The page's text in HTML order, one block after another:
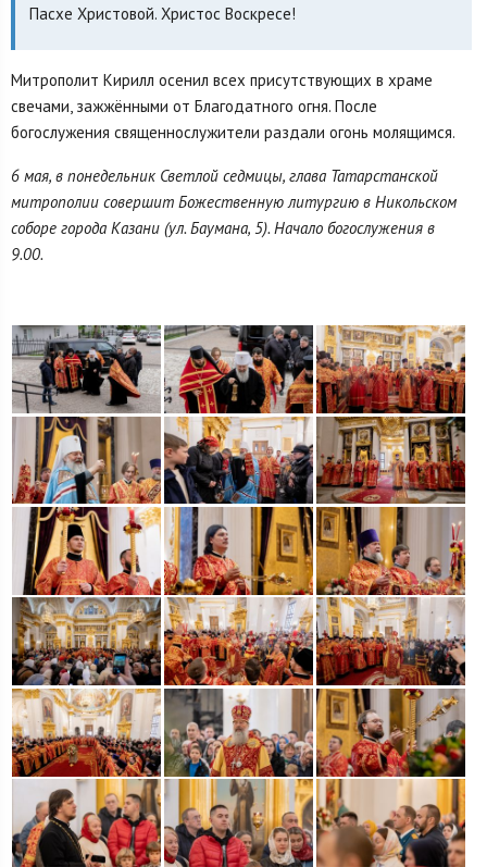
Пасхе Христовой. Христос Воскресе!
Митрополит Кирилл осенил всех присутствующих в храме
свечами, зажжёнными от Благодатного огня. После
богослужения священнослужители раздали огонь молящимся.
6 мая, в понедельник Светлой седмицы, глава Татарстанской
митрополии совершит Божественную литургию в Никольском
соборе города Казани (ул. Баумана, 5). Начало богослужения в
9.00.